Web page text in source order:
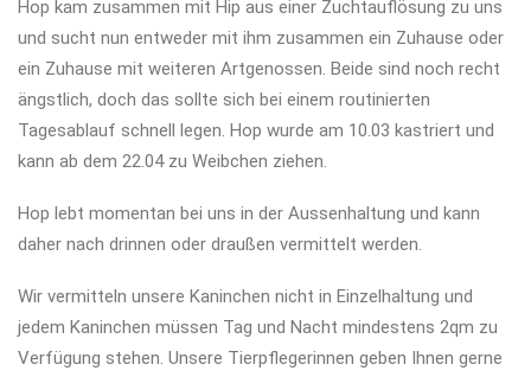
Hop kam zusammen mit Hip aus einer Zuchtauflösung zu uns
und sucht nun entweder mit ihm zusammen ein Zuhause oder
ein Zuhause mit weiteren Artgenossen. Beide sind noch recht
ängstlich, doch das sollte sich bei einem routinierten
Tagesablauf schnell legen. Hop wurde am 10.03 kastriert und
kann ab dem 22.04 zu Weibchen ziehen.
Hop lebt momentan bei uns in der Aussenhaltung und kann
daher nach drinnen oder draußen vermittelt werden.
Wir vermitteln unsere Kaninchen nicht in Einzelhaltung und
jedem Kaninchen müssen Tag und Nacht mindestens 2qm zu
Verfügung stehen. Unsere Tierpflegerinnen geben Ihnen gerne